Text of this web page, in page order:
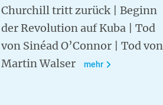
Churchill tritt zurück | Beginn
der Revolution auf Kuba | Tod
von Sinéad O’Connor | Tod von
Martin Walser
mehr